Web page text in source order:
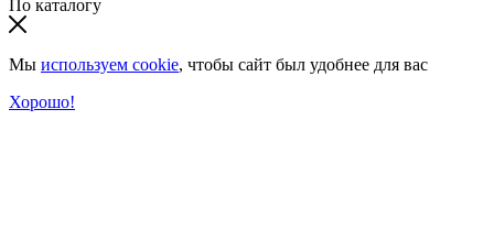
По каталогу
Мы используем cookie, чтобы сайт был удобнее для вас
Хорошо!